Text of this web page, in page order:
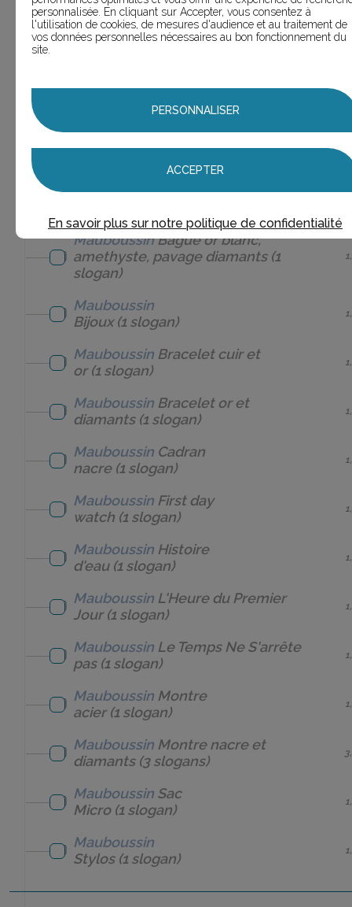
or(1 slogan)
MauboussinAlliance or
Mauboussin
(1 slogan)
MauboussinBague or blanc
MauboussinBague or blanc,
amethyste, pavage diamants(1
slogan)
Mauboussin
Bijoux(1 slogan)
Mauboussin Bracelet cuir et
or(1 slogan)
Mauboussin Bracelet or et
diamants(1 slogan)
Mauboussin Cadran
nacre(1 slogan)
Mauboussin First day
watch (1 slogan)
Mauboussin Histoire
d'eau(1 slogan)
Mauboussin L'Heure du Premier
Jour(1 slogan)
Mauboussin Le Temps Ne S'arrête
pas(1 slogan)
Mauboussin Montre
acier(1 slogan)
Mauboussin Montre nacre et
diamants(3 slogans)
Mauboussin Sac
Micro(1 slogan)
Mauboussin
Stylos(1 slogan)
personnalisée. En cliquant sur Accepter, vous consentez à
l'utilisation de cookies, de mesures d'audience et au traitement de
vos données personnelles nécessaires au bon fonctionnement du
site.
PERSONNALISER
ACCEPTER
En savoir plus sur notre politique de confidentialité